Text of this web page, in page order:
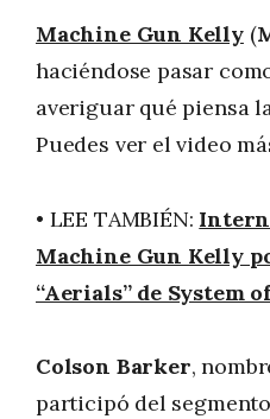
Machine Gun Kelly(
haciéndose pasar
averiguar qué piensa
Puedes ver el video
• LEE TAMBIÉN:
Machine Gun Kelly
“Aerials” de System
Colson Barker,
participó del